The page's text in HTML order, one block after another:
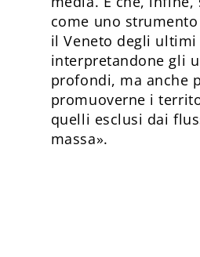
come uno strumento
il Veneto degli ultimi
interpretandone gli
profondi, ma anche
promuoverne i
quelli esclusi dai
massa».